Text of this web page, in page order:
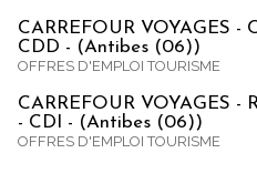
CARREFOUR VOYAGES -
CDD - (Antibes (06))
OFFRES D'EMPLOI TOURISME
CARREFOUR VOYAGES -
- CDI - (Antibes (06))
OFFRES D'EMPLOI TOURISME